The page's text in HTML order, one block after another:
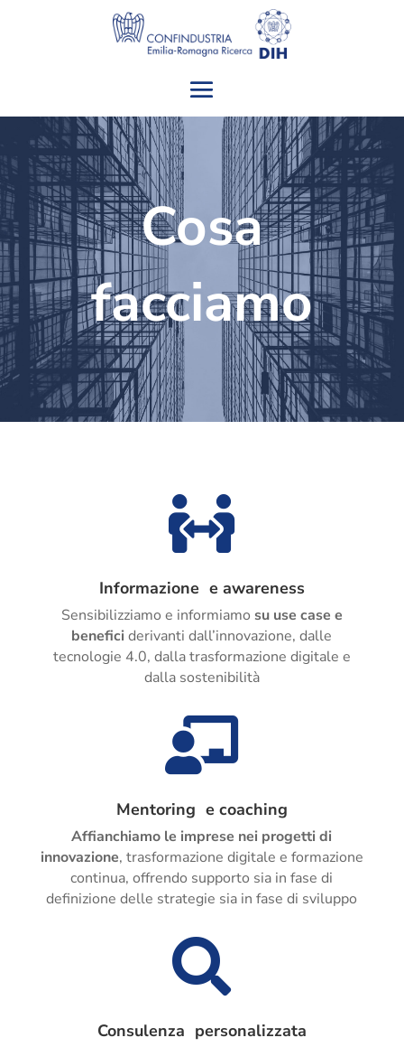
Cosa
facciamo

Informazione e awareness
Sensibilizziamo e informiamo su use case e
beneficiderivanti dall’innovazione, dalle
tecnologie 4.0, dalla trasformazione digitale e
dalla sostenibilità

Mentoring e coaching
Affianchiamo le imprese nei progetti di
innovazione, trasformazione digitale e formazione
continua, offrendo supporto sia in fase di
definizione delle strategie sia in fase di sviluppo

Consulenza personalizzata